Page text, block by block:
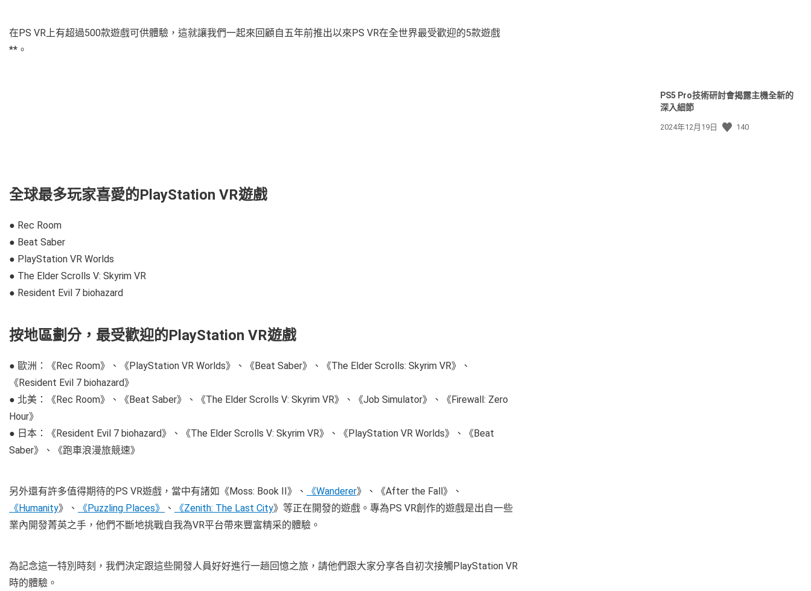
在PS VR上有超過500款遊戲可供體驗，這就讓我們一起來回顧自五年前推出以來PS VR在全世界最受歡迎的5款遊戲
**。
全球最多玩家喜愛的PlayStation VR遊戲
● Rec Room
● Beat Saber
● PlayStation VR Worlds
● The Elder Scrolls V: Skyrim VR
● Resident Evil 7 biohazard
按地區劃分，最受歡迎的PlayStation VR遊戲
● 歐洲：《Rec Room》、《PlayStation VR Worlds》、《Beat Saber》、《The Elder Scrolls: Skyrim VR》、
《Resident Evil 7 biohazard》
● 北美：《Rec Room》、《Beat Saber》、《The Elder Scrolls V: Skyrim VR》、《Job Simulator》、《Firewall: Zero
Hour》
● 日本：《Resident Evil 7 biohazard》、《The Elder Scrolls V: Skyrim VR》、《PlayStation VR Worlds》、《Beat
Saber》、《跑車浪漫旅競速》
另外還有許多值得期待的PS VR遊戲，當中有諸如《Moss: Book II》、 《Wanderer》、《After the Fall》、
《Humanity》、 《Puzzling Places》 、 《Zenith: The Last City》等正在開發的遊戲。專為PS VR創作的遊戲是出自一些
業內開發菁英之手，他們不斷地挑戰自我為VR平台帶來豐富精采的體驗。
為記念這一特別時刻，我們決定跟這些開發人員好好進行一趟回憶之旅，請他們跟大家分享各自初次接觸PlayStation VR
時的體驗。
PS5 Pro技術研討會揭露主機全新的
深入細節
發
2024年12月19日 140